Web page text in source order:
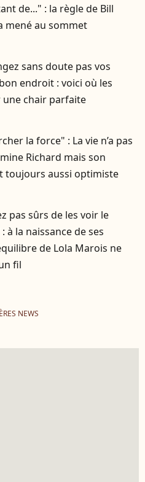
de..." : la règle de Bill
mené au sommet
sans doute pas vos
endroit : voici où les
une chair parfaite
la force" : La vie n’a pas
Richard mais son
toujours aussi optimiste
pas sûrs de les voir le
à la naissance de ses
de Lola Marois ne
fil
NEWS